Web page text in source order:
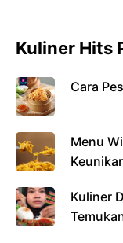
Kuliner Hits
Cara
Menu
Kuliner